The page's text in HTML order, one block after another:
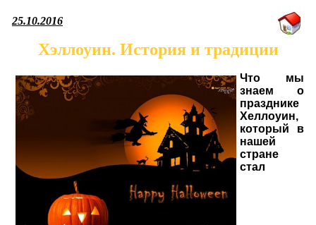
25.10.2016
Хэллоуин. История и традиции
Что мы
знаем о
празднике
Хеллоуин,
который в
нашей
стране
стал